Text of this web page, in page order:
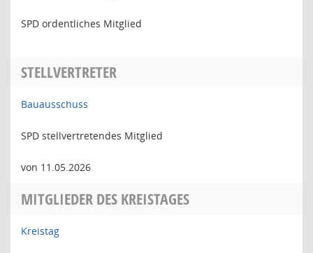
SPD ordentliches Mitglied
STELLVERTRETER
Bauausschuss
SPD stellvertretendes Mitglied
von 11.05.2026
MITGLIEDER DES KREISTAGES
Kreistag